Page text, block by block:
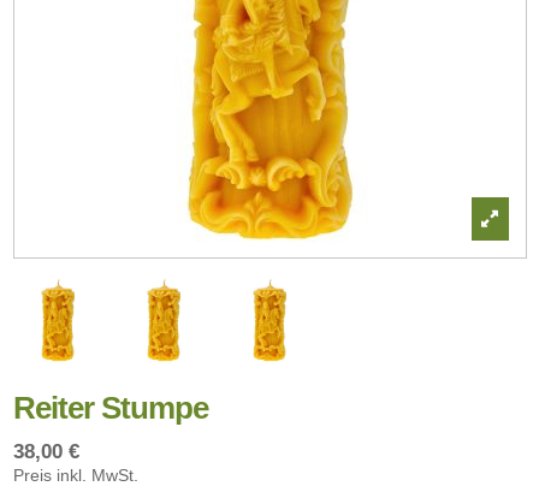
Reiter Stumpe
38,00 €
Preis inkl. MwSt.